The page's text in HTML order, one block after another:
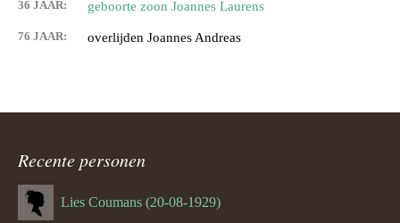
36 JAAR: geboorte zoon Joannes Laurens
76 JAAR: overlijden Joannes Andreas
Recente personen
Lies Coumans (20-08-1929)